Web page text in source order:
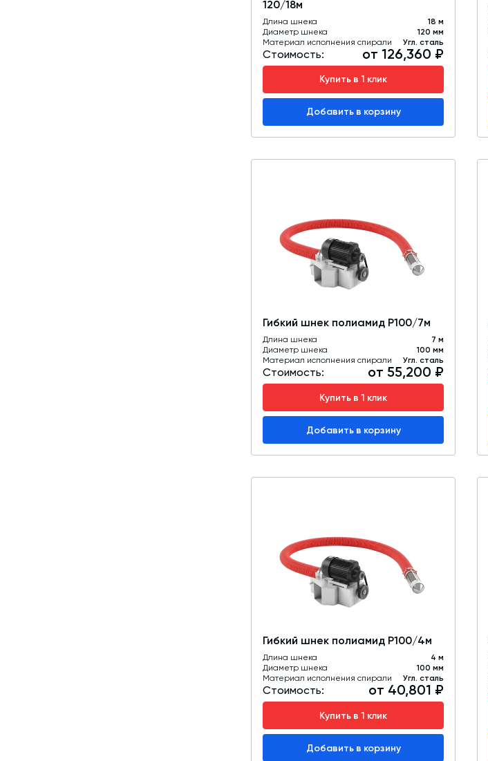
120/18м
Длина шнека
18 м
Диаметр шнека
120 мм
Материал исполнения спирали
Угл. сталь
Стоимость: от 126,360 ₽
Купить в 1 клик
Добавить в корзину
Гибкий шнек полиамид Р100/7м
Длина шнека
7 м
Диаметр шнека
100 мм
Материал исполнения спирали
Угл. сталь
Стоимость: от 55,200 ₽
Купить в 1 клик
Добавить в корзину
Гибкий шнек полиамид Р100/4м
Длина шнека
4 м
Диаметр шнека
100 мм
Материал исполнения спирали
Угл. сталь
Стоимость: от 40,801 ₽
Купить в 1 клик
Добавить в корзину